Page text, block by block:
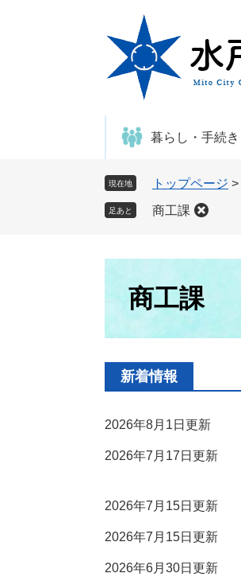
暮らし・手続き
現在地 トップページ >
足あと 商工課
商工課
新着情報
2026年8月1日更新
2026年7月17日更新
2026年7月15日更新
2026年7月15日更新
2026年6月30日更新